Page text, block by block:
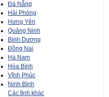
Đà Nẵng
Hải Phòng
Hưng Yên
Quảng Ninh
Bình Dương
Đồng Nai
Hà Nam
Hòa Bình
Vĩnh Phúc
Ninh Bình
Các tỉnh khác